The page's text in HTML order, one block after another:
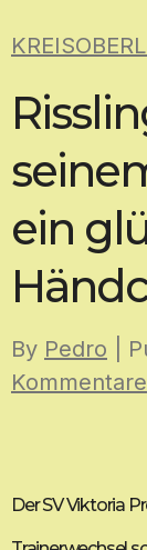
to
ein
By Pedro |
Kommentare
Der SV Viktoria